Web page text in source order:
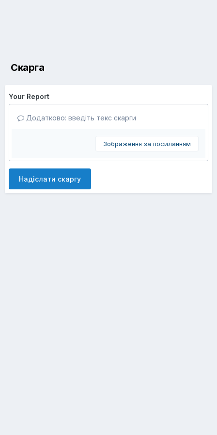
Скарга
Your Report
Додатково: введіть текс скарги
Зображення за посиланням
Надіслати скаргу